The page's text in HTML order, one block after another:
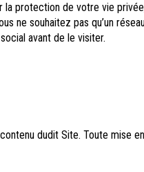
la protection de votre vie
ne souhaitez pas qu’un
avant de le visiter.
dudit Site. Toute mise